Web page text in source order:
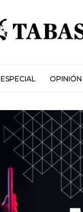
ESPECIAL OPINIÓN